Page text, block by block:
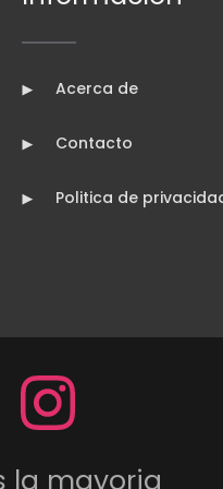
Acerca de
Contacto
Politica de
la mayoria